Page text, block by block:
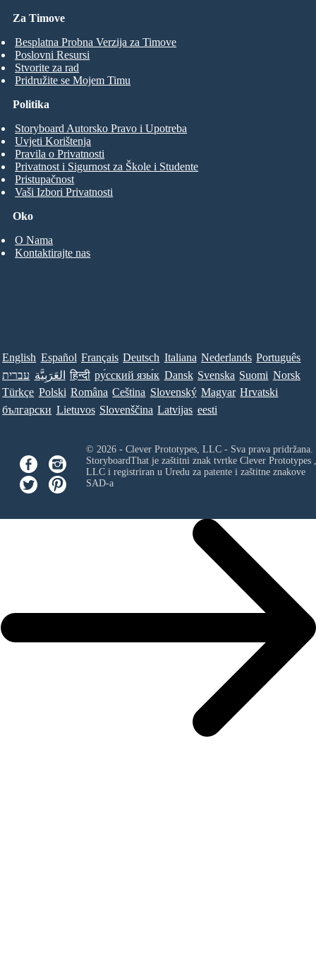
Za Timove
Besplatna Probna Verzija za Timove
Poslovni Resursi
Stvorite za rad
Pridružite se Mojem Timu
Oko
O Nama
Kontaktirajte nas
Politika
Storyboard Autorsko Pravo i Upotreba
Uvjeti Korištenja
Pravila o Privatnosti
Privatnost i Sigurnost za Škole i Studente
Pristupačnost
Vaši Izbori Privatnosti
English Español Français Deutsch Italiana Nederlands Português
עברית العَرَبِيَّة हिन्दी ру́сский язы́к Dansk Svenska Suomi Norsk
Türkçe Polski Româna Ceština Slovenský Magyar Hrvatski
български Lietuvos Slovenščina Latvijas eesti
© 2026 - Clever Prototypes, LLC - Sva prava pridržana.
StoryboardThat je zaštitni znak tvrtke Clever Prototypes ,
LLCi registriran u Uredu za patente i zaštitne znakove
SAD-a